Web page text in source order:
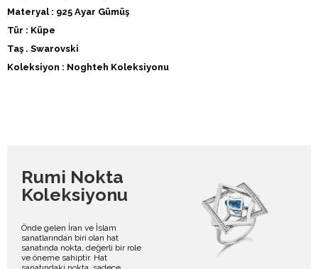
Materyal : 925 Ayar Gümüş
Tür : Küpe
Taş . Swarovski
Koleksiyon : Noghteh Koleksiyonu
Rumi Nokta
Koleksiyonu
Önde gelen İran ve İslam
sanatlarından biri olan hat
sanatında nokta, değerli bir role
ve öneme sahiptir. Hat